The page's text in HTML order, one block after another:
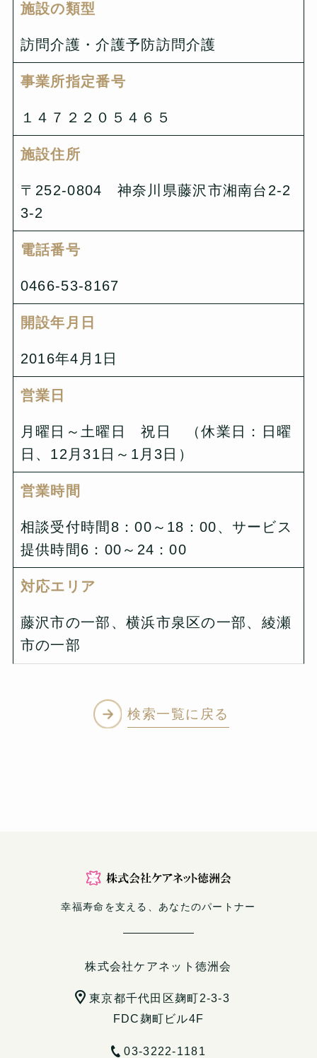
施設の類型
訪問介護・介護予防訪問介護
事業所指定番号
１４７２２０５４６５
施設住所
〒252-0804 神奈川県藤沢市湘南台2-2
3-2
電話番号
0466-53-8167
開設年月日
2016年4月1日
営業日
月曜日～土曜日 祝日 （休業日：日曜
日、12月31日～1月3日）
営業時間
相談受付時間8：00～18：00、サービス
提供時間6：00～24：00
対応エリア
藤沢市の一部、横浜市泉区の一部、綾瀬
市の一部
検索一覧に戻る
幸福寿命を支える、あなたのパートナー
株式会社ケアネット徳洲会
東京都千代田区麹町2-3-3
FDC麹町ビル4F
03-3222-1181